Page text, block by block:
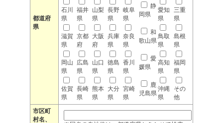
都道府
県
石川
県
福井
県
山梨
県
長野
県
岐阜
県
静
岡県
愛知
県
三重
県
滋賀
県
京都
府
大阪
府
兵庫
県
奈良
県
和
歌山県
鳥取
県
島根
県
岡山
県
広島
県
山口
県
徳島
県
香川
県
愛
媛県
高知
県
福岡
県
佐賀
県
長崎
県
熊本
県
大分
県
宮崎
県
鹿
児島県
沖縄
県
その
他
市区町
村名、